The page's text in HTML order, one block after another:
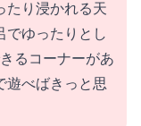
たり浸かれる天
でゆったりとし
るコーナーがあ
遊べばきっと思